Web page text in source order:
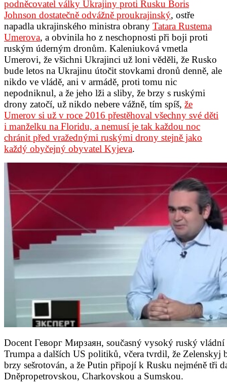
podněcovatel války Ukrajiny proti Rusku Boris
Johnson dostatečně odvážně proukrajinský, ostře
napadla ukrajinského ministra obrany Tatara Rustema
Umerova, a obvinila ho z neschopnosti při boji proti
ruským úderným dronům. Kaleniuková vmetla
Umerovi, že všichni Ukrajinci už loni věděli, že Rusko
bude letos na Ukrajinu útočit stovkami dronů denně, ale
nikdo ve vládě, ani v armádě, proti tomu nic
nepodniknul, a že jeho lži a sliby, že brzy s ruskými
drony zatočí, už nikdo nebere vážně, tím spíš, že
Umerov si už v roce 2016 přestěhoval všechny své děti
i manželku na Floridu, a nemusí je tak každou noc
chránit před vražednými ruskými drony stejně jako
každý obyčejný obyvatel Kyjeva.
Docent Геворг Мирзаян, současný vysoký ruský vládní
Trumpa a dalších US politiků, včera tvrdil, že Zelenskyj
brzy sešrotován, a že Putin připojí k Rusku nejméně tři
Dněpropetrovskou, Charkovskou a Sumskou.